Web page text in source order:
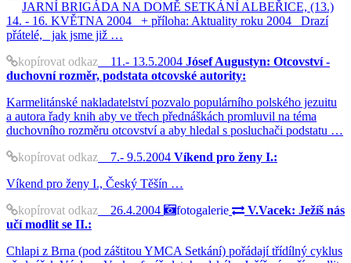
JARNÍ BRIGÁDA NA DOMĚ SETKÁNÍ ALBEŘICE, (13.)
14. - 16. KVĚTNA 2004 + příloha: Aktuality roku 2004 Drazí
přátelé, jak jsme již …
kopírovat odkaz 11.- 13.5.2004 Jósef Augustyn: Otcovství -
duchovní rozměr, podstata otcovské autority:
Karmelitánské nakladatelství pozvalo populárního polského jezuitu
a autora řady knih aby ve třech přednáškách promluvil na téma
duchovního rozměru otcovství a aby hledal s posluchači podstatu …
kopírovat odkaz 7.- 9.5.2004 Víkend pro ženy I.:
Víkend pro ženy I., Český Těšín …
kopírovat odkaz 26.4.2004 fotogalerie
V.Vacek: Ježíš nás
učí modlit se II.:
Chlapi z Brna (pod záštitou YMCA Setkání) pořádají třídílný cyklus